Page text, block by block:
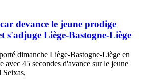
devance le jeune prodige
s'adjuge Liège-Bastogne-Liège
dimanche Liège-Bastogne-Liège en
avec 45 secondes d'avance sur le jeune
Seixas,